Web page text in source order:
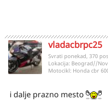
vladacbrpc25
Svrati ponekad, 370
Lokacija: Beograd//
Motocikl: Honda cbr
i dalje prazno mesto